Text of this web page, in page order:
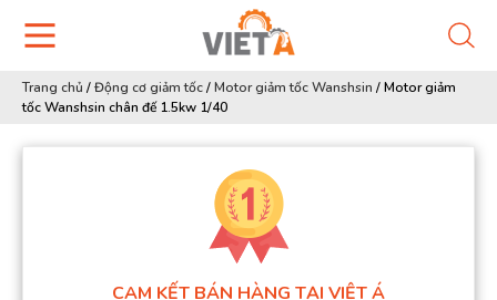
Trang chủ /Động cơ giảm tốc/Motor giảm tốc Wanshsin /Motor giảm
tốc Wanshsin chân đế 1.5kw 1/40
CAM KẾT BÁN HÀNG TẠI VIỆT Á